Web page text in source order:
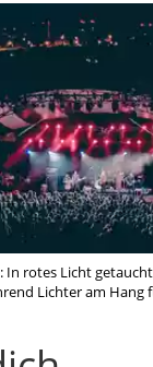
In rotes Licht
Lichter am Hang